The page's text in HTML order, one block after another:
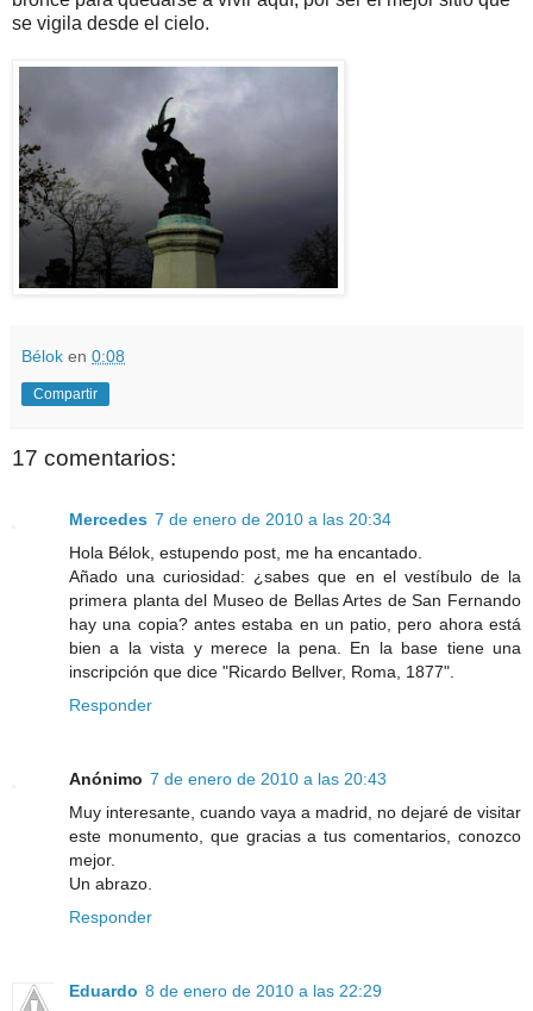
se vigila desde el cielo.
Bélok en 0:08
Compartir
17 comentarios:
Mercedes 7 de enero de 2010 a las 20:34
Hola Bélok, estupendo post, me ha encantado.
Añado una curiosidad: ¿sabes que en el vestíbulo de la
primera planta del Museo de Bellas Artes de San Fernando
hay una copia? antes estaba en un patio, pero ahora está
bien a la vista y merece la pena. En la base tiene una
inscripción que dice "Ricardo Bellver, Roma, 1877".
Responder
Anónimo 7 de enero de 2010 a las 20:43
Muy interesante, cuando vaya a madrid, no dejaré de visitar
este monumento, que gracias a tus comentarios, conozco
mejor.
Un abrazo.
Responder
Eduardo 8 de enero de 2010 a las 22:29